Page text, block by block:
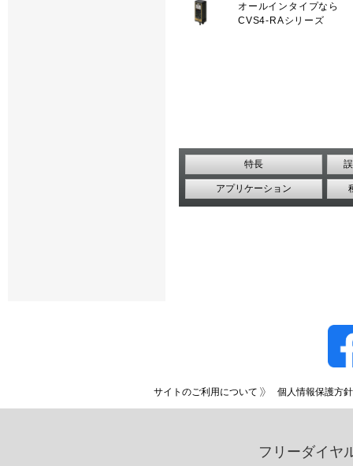
オールインタイプなら
CVS4-RAシリーズ
特長
アプリケーション
サイトのご利用について 個人情報保護方針
フリーダイヤ